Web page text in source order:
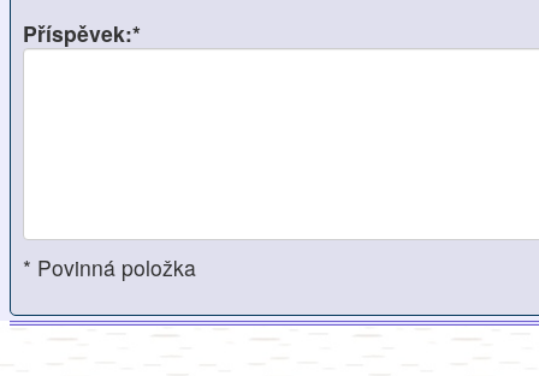
Příspěvek:*
* Povinná položka